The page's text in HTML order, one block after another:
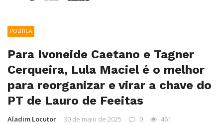
POLÍTICA
Para Ivoneide Caetano e Tagner
Cerqueira, Lula Maciel é o melhor
para reorganizar e virar a chave do
PT de Lauro de Feeitas
Aladim Locutor 30 de maio de 2025 0 461